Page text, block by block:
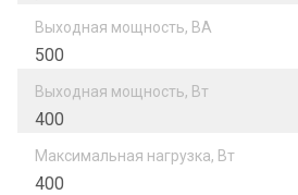
Выходная мощность, ВА
500
Выходная мощность, Вт
400
Максимальная нагрузка, Вт
400